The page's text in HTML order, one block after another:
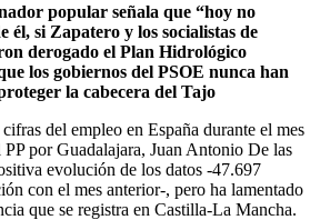
popular señala que “hoy no
él, si Zapatero y los socialistas de
derogado el Plan Hidrológico
los gobiernos del PSOE nunca han
la cabecera del Tajo
del empleo en España durante el mes
por Guadalajara, Juan Antonio De las
evolución de los datos -47.697
con el mes anterior-, pero ha lamentado
que se registra en Castilla-La Mancha.